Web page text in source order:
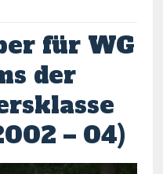
für WG
der
– 04)